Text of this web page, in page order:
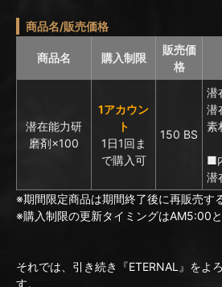
商品名/販売価格
商品名 購入制限
販売価
格
潜在能力研
磨剤×100
1アカウン
ト
1日1回ま
で購入可
150 BS
潜
潜
素
■
潜
※期間限定商品は期間終了後に再販売す
※購入制限の更新タイミングはAM5:00と
それでは、引き続き『ETERNAL』をよ
す。